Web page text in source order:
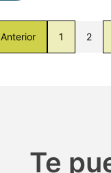
Anterior 1 2
Te